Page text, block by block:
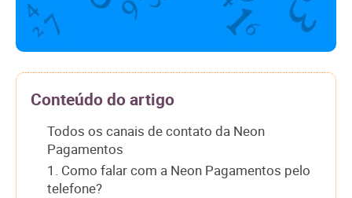
Conteúdo do artigo
Todos os canais de contato da Neon
Pagamentos
1. Como falar com a Neon Pagamentos pelo
telefone?